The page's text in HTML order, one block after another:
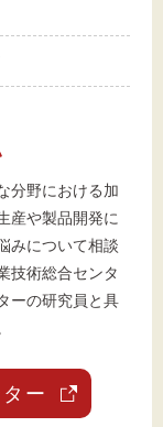
分野における加
産や製品開発に
みについて相談
技術総合センタ
ーの研究員と具
ー